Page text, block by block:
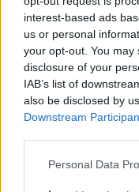
interest-based ads
us or personal
your opt-out. You
disclosure of your
IAB’s list of
also be disclosed by
Downstream
Personal Data